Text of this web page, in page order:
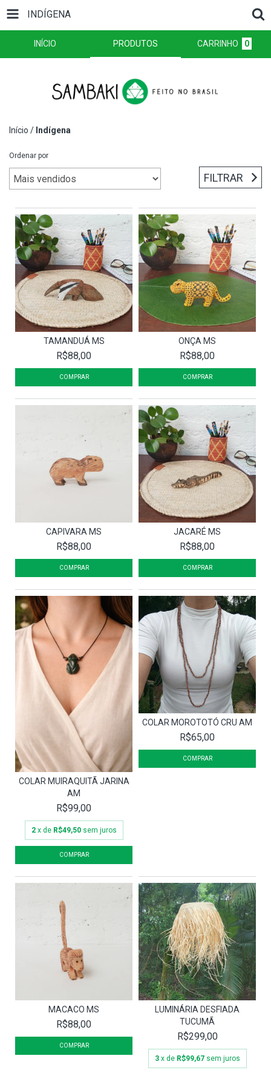
INDÍGENA
INÍCIO PRODUTOS CARRINHO 0
Início / Indígena
Ordenar por
FILTRAR
TAMANDUÁ MS
R$88,00
ONÇA MS
R$88,00
CAPIVARA MS
R$88,00
JACARÉ MS
R$88,00
COLAR MUIRAQUITÃ JARINA
AM
R$99,00
2 x de R$49,50 sem juros
COLAR MOROTOTÓ CRU AM
R$65,00
MACACO MS
R$88,00
LUMINÁRIA DESFIADA
TUCUMÃ
R$299,00
3 x de R$99,67 sem juros